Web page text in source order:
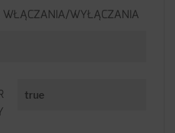
WŁĄCZANIA/WYŁĄCZANIA
true